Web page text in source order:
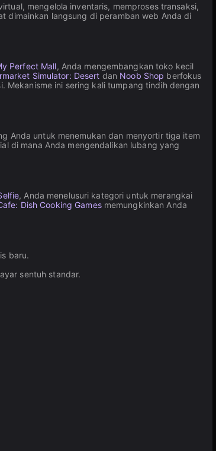
mengelola inventaris, memproses transaksi,
dimainkan langsung di peramban web Anda di
Perfect Mall, Anda mengembangkan toko kecil
Simulator: Desert dan Noob Shop berfokus
Mekanisme ini sering kali tumpang tindih dengan
Anda untuk menemukan dan menyortir tiga item
di mana Anda mengendalikan lubang yang
, Anda menelusuri kategori untuk merangkai
Dish Cooking Gamesmemungkinkan Anda
baru.
sentuh standar.